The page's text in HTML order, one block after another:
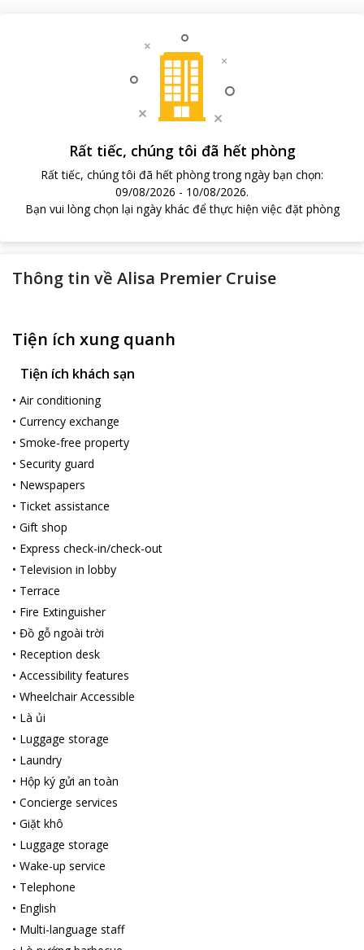
Rất tiếc, chúng tôi đã hết phòng
Rất tiếc, chúng tôi đã hết phòng trong ngày bạn chọn:
09/08/2026 - 10/08/2026.
Bạn vui lòng chọn lại ngày khác để thực hiện việc đặt phòng
Thông tin về Alisa Premier Cruise
Tiện ích xung quanh
Tiện ích khách sạn
• Air conditioning
• Currency exchange
• Smoke-free property
• Security guard
• Newspapers
• Ticket assistance
• Gift shop
• Express check-in/check-out
• Television in lobby
• Terrace
• Fire Extinguisher
• Đồ gỗ ngoài trời
• Reception desk
• Accessibility features
• Wheelchair Accessible
• Là ủi
• Luggage storage
• Laundry
• Hộp ký gửi an toàn
• Concierge services
• Giặt khô
• Luggage storage
• Wake-up service
• Telephone
• English
• Multi-language staff